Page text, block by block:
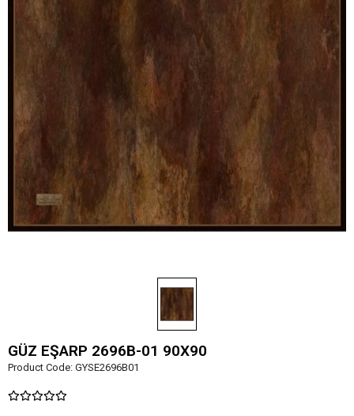
GÜZ EŞARP 2696B-01 90X90
Product Code: GYSE2696B01